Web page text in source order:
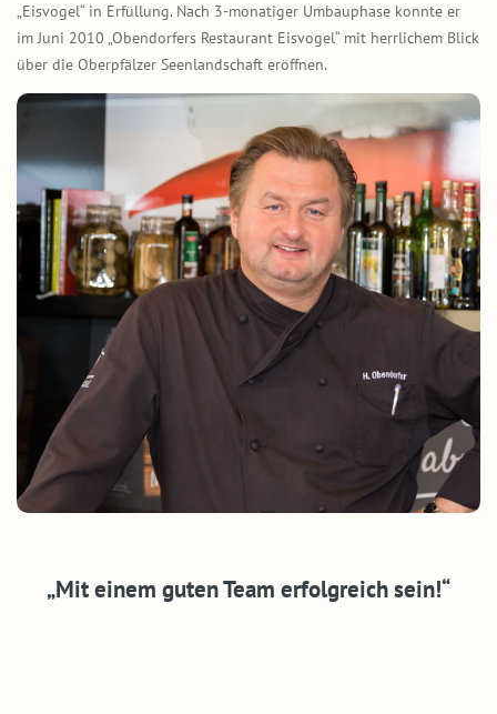
„Eisvogel“ in Erfüllung. Nach 3-monatiger Umbauphase konnte er
im Juni 2010 „Obendorfers Restaurant Eisvogel“ mit herrlichem Blick
über die Oberpfälzer Seenlandschaft eröffnen.
„Mit einem guten Team erfolgreich sein!“